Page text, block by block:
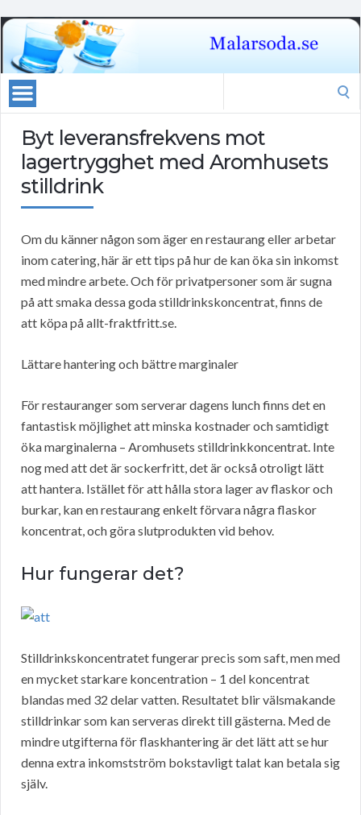
Byt leveransfrekvens mot
lagertrygghet med Aromhusets
stilldrink
Om du känner någon som äger en restaurang eller arbetar
inom catering, här är ett tips på hur de kan öka sin inkomst
med mindre arbete. Och för privatpersoner som är sugna
på att smaka dessa goda stilldrinkskoncentrat, finns de
att köpa på allt-fraktfritt.se.
Lättare hantering och bättre marginaler
För restauranger som serverar dagens lunch finns det en
fantastisk möjlighet att minska kostnader och samtidigt
öka marginalerna – Aromhusets stilldrinkkoncentrat. Inte
nog med att det är sockerfritt, det är också otroligt lätt
att hantera. Istället för att hålla stora lager av flaskor och
burkar, kan en restaurang enkelt förvara några flaskor
koncentrat, och göra slutprodukten vid behov.
Hur fungerar det?
Stilldrinkskoncentratet fungerar precis som saft, men med
en mycket starkare koncentration – 1 del koncentrat
blandas med 32 delar vatten. Resultatet blir välsmakande
stilldrinkar som kan serveras direkt till gästerna. Med de
mindre utgifterna för flaskhantering är det lätt att se hur
denna extra inkomstström bokstavligt talat kan betala sig
själv.